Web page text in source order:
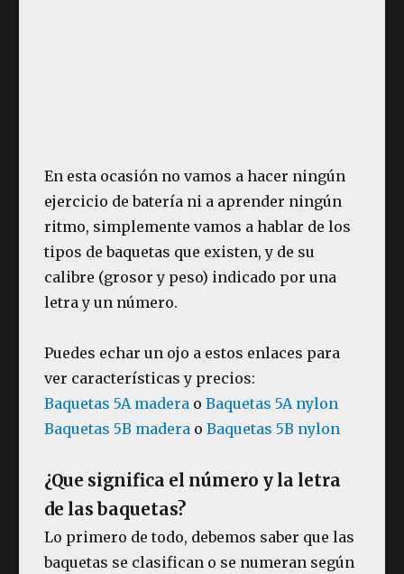
En esta ocasión no vamos a hacer ningún
ejercicio de batería ni a aprender ningún
ritmo, simplemente vamos a hablar de los
tipos de baquetas que existen, y de su
calibre (grosor y peso) indicado por una
letra y un número.
Puedes echar un ojo a estos enlaces para
ver características y precios:
Baquetas 5A madera o Baquetas 5A nylon
Baquetas 5B madera o Baquetas 5B nylon
¿Que significa el número y la letra
de las baquetas?
Lo primero de todo, debemos saber que las
baquetas se clasifican o se numeran según